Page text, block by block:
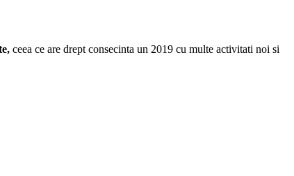
ceea ce are drept consecinta un 2019 cu multe activitati noi si